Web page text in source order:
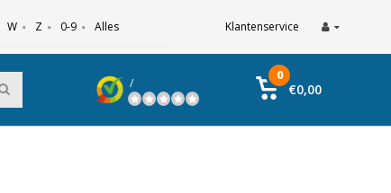
W Z 0-9 Alles Klantenservice
/
0
€0,00